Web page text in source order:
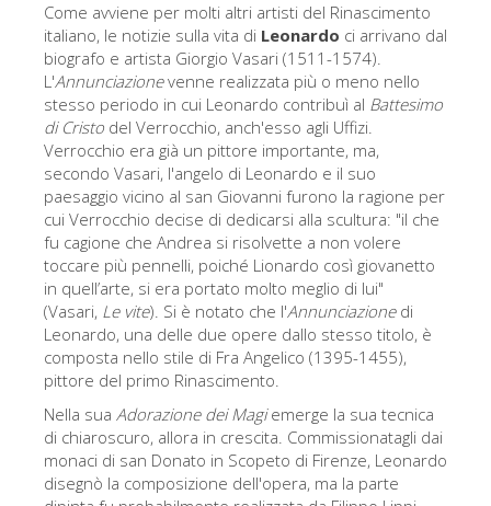
La torre di Arnolfo
Corridoio Vasariano
Palazzo Vecchio
Santa Maria Novella
Santa Croce
Prenota ora
Prenota una visita guidata
Solo biglietti ad Ingresso rapido
Come avviene per molti altri artisti del Rinascimento
italiano, le notizie sulla vita di Leonardo ci arrivano dal
biografo e artista Giorgio Vasari (1511-1574).
L'Annunciazionevenne realizzata più o meno nello
stesso periodo in cui Leonardo contribuì al Battesimo
di Cristo del Verrocchio, anch'esso agli Uffizi.
Verrocchio era già un pittore importante, ma,
secondo Vasari, l'angelo di Leonardo e il suo
paesaggio vicino al san Giovanni furono la ragione per
cui Verrocchio decise di dedicarsi alla scultura: "il che
fu cagione che Andrea si risolvette a non volere
toccare più pennelli, poiché Lionardo così giovanetto
in quell’arte, si era portato molto meglio di lui"
(Vasari, Le vite). Si è notato che l'Annunciazionedi
Leonardo, una delle due opere dallo stesso titolo, è
composta nello stile di Fra Angelico (1395-1455),
pittore del primo Rinascimento.
Nella sua Adorazione dei Magiemerge la sua tecnica
di chiaroscuro, allora in crescita. Commissionatagli dai
monaci di san Donato in Scopeto di Firenze, Leonardo
disegnò la composizione dell'opera, ma la parte